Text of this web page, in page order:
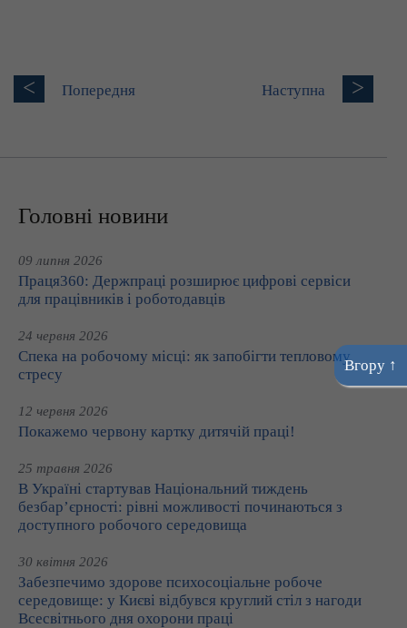
< Попередня Наступна >
Головні новини
09 липня 2026
Праця360: Держпраці розширює цифрові сервіси
для працівників і роботодавців
24 червня 2026
Спека на робочому місці: як запобігти тепловому
стресу
12 червня 2026
Покажемо червону картку дитячій праці!
25 травня 2026
В Україні стартував Національний тиждень
безбар’єрності: рівні можливості починаються з
доступного робочого середовища
30 квітня 2026
Забезпечимо здорове психосоціальне робоче
середовище: у Києві відбувся круглий стіл з нагоди
Всесвітнього дня охорони праці
Вгору ↑